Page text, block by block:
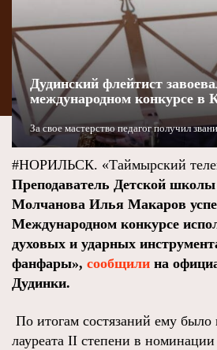
Дудинский флейтист
международном конкурсе в
За свое мастерство педагог получил
#НОРИЛЬСК. «Таймырский
Преподаватель Детской
Молчанова Илья Макаров
Международном конкурсе
духовых и ударных
фанфары», сообщили на
Дудинки.
По итогам состязаний ему было
лауреата II степени в